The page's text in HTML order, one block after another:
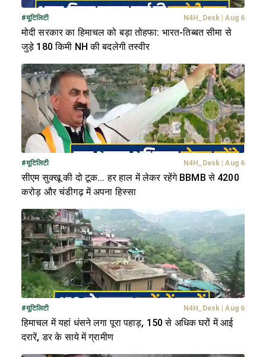
#यूटिलिटी N4H_Desk Aug 6
मोदी सरकार का हिमाचल को बड़ा तोहफा: भारत-तिब्बत सीमा से
जुड़े 180 किमी NH की बदलेगी तस्वीर
#यूटिलिटी N4H_Desk Aug 6
सीएम सुक्खू की दो टूक... हर हाल में लेकर रहेंगे BBMB से 4200
करोड़ और चंडीगढ़ में अपना हिस्सा
#यूटिलिटी N4H_Desk Aug 6
हिमाचल में यहां धंसने लगा पूरा पहाड़, 150 से अधिक घरों में आई
दरारें, डर के साये में ग्रामीण